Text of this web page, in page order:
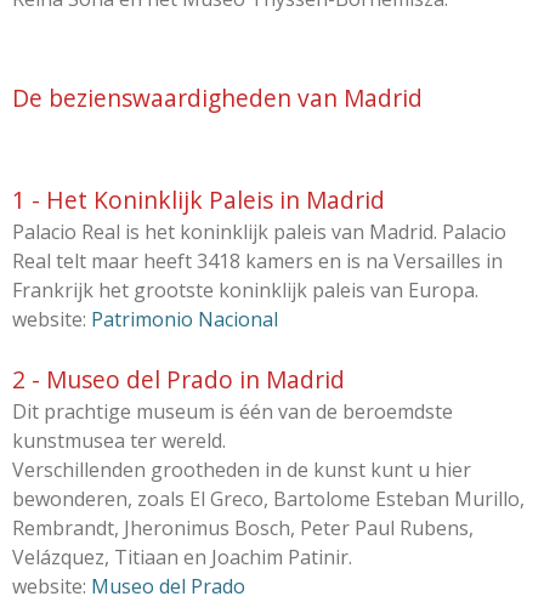
De bezienswaardigheden van Madrid
1 - Het Koninklijk Paleis in Madrid
Palacio Real is het koninklijk paleis van Madrid. Palacio
Real telt maar heeft 3418 kamers en is na Versailles in
Frankrijk het grootste koninklijk paleis van Europa.
website: Patrimonio Nacional
2 - Museo del Prado in Madrid
Dit prachtige museum is één van de beroemdste
kunstmusea ter wereld.
Verschillenden grootheden in de kunst kunt u hier
bewonderen, zoals El Greco, Bartolome Esteban Murillo,
Rembrandt, Jheronimus Bosch, Peter Paul Rubens,
Velázquez, Titiaan en Joachim Patinir.
website: Museo del Prado